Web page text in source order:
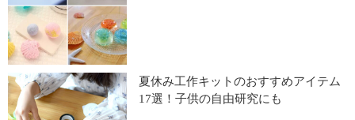
夏休み工作キットのおすすめアイテム
17選！子供の自由研究にも